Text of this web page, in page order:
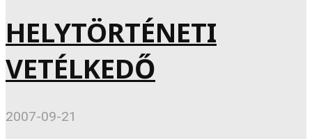
HELYTÖRTÉNETI
VETÉLKEDŐ
2007-09-21